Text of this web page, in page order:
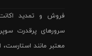
معتبر مانند استارست،